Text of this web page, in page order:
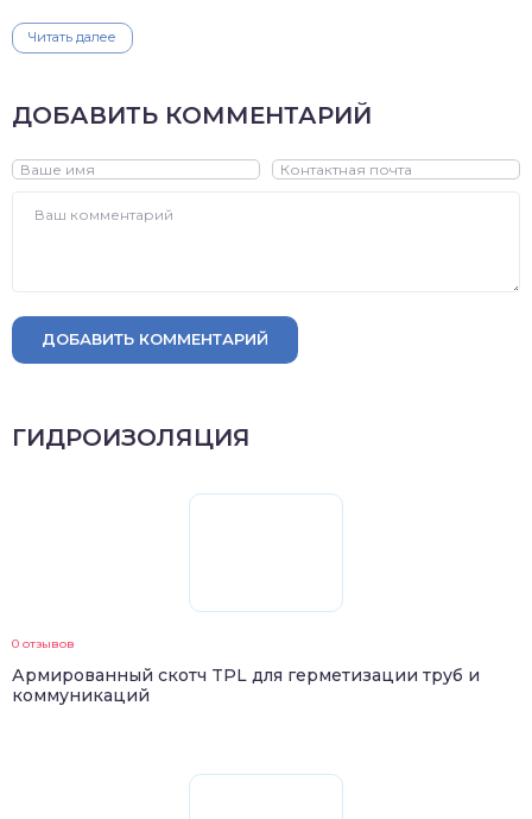
Читать далее
ДОБАВИТЬ КОММЕНТАРИЙ
ДОБАВИТЬ КОММЕНТАРИЙ
ГИДРОИЗОЛЯЦИЯ
0 отзывов
Армированный скотч TPL для герметизации труб и
коммуникаций